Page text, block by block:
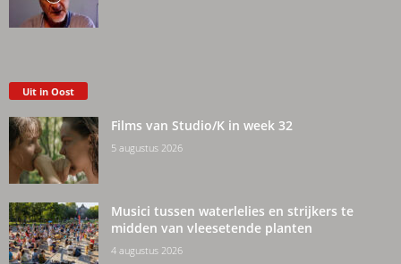
Uit in Oost
Films van Studio/K in week 32
5 augustus 2026
Musici tussen waterlelies en strijkers te
midden van vleesetende planten
4 augustus 2026